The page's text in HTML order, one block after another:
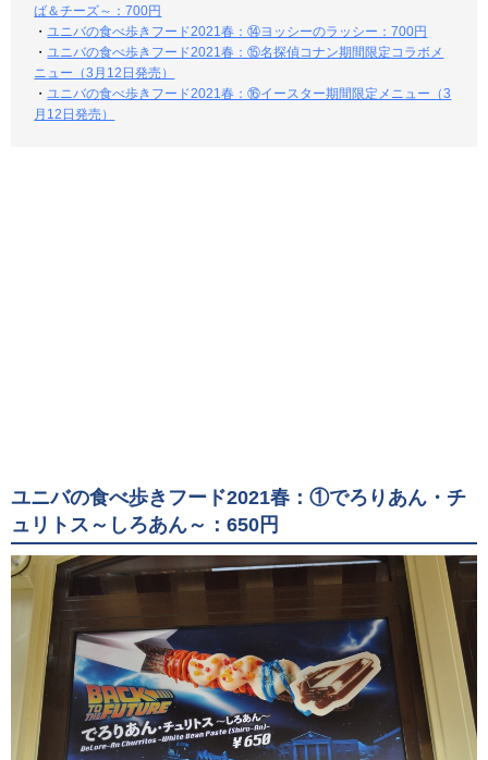
ば＆チーズ～：700円
・ユニバの食べ歩きフード2021春：⑭ヨッシーのラッシー：700円
・ユニバの食べ歩きフード2021春：⑮名探偵コナン期間限定コラボメ
ニュー（3月12日発売）
・ユニバの食べ歩きフード2021春：⑯イースター期間限定メニュー（3
月12日発売）
ユニバの食べ歩きフード2021春：①でろりあん・チ
ュリトス～しろあん～：650円